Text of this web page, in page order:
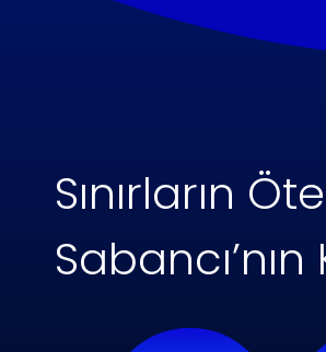
Sınırların